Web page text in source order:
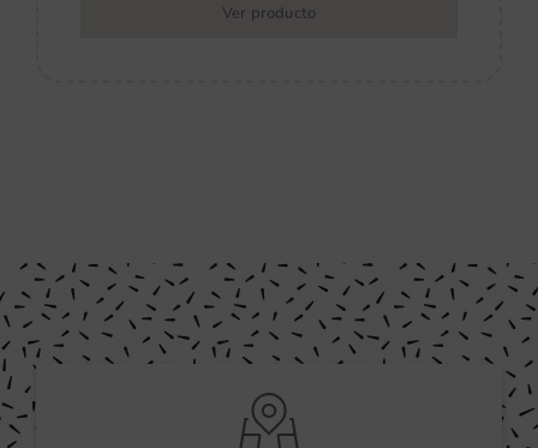
Ver producto